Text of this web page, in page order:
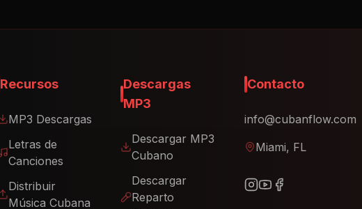
Recursos
MP3 Descargas
Letras de
Canciones
Distribuir
Música Cubana
Descargas
MP3
Descargar MP3
Cubano
Descargar
Reparto
Contacto
info@cubanflow.com
Miami, FL